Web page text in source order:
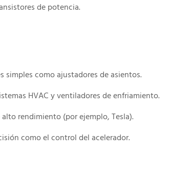
de potencia.
como ajustadores de asientos.
HVAC y ventiladores de enfriamiento.
rendimiento (por ejemplo, Tesla).
como el control del acelerador.